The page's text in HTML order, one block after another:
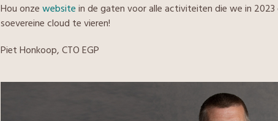
Hou onzewebsitein de gaten voor alle activiteiten die we in
soevereine cloud te vieren!
Piet Honkoop, CTO EGP